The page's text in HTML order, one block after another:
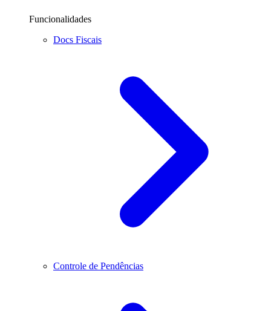
Funcionalidades
Docs Fiscais
Controle de Pendências